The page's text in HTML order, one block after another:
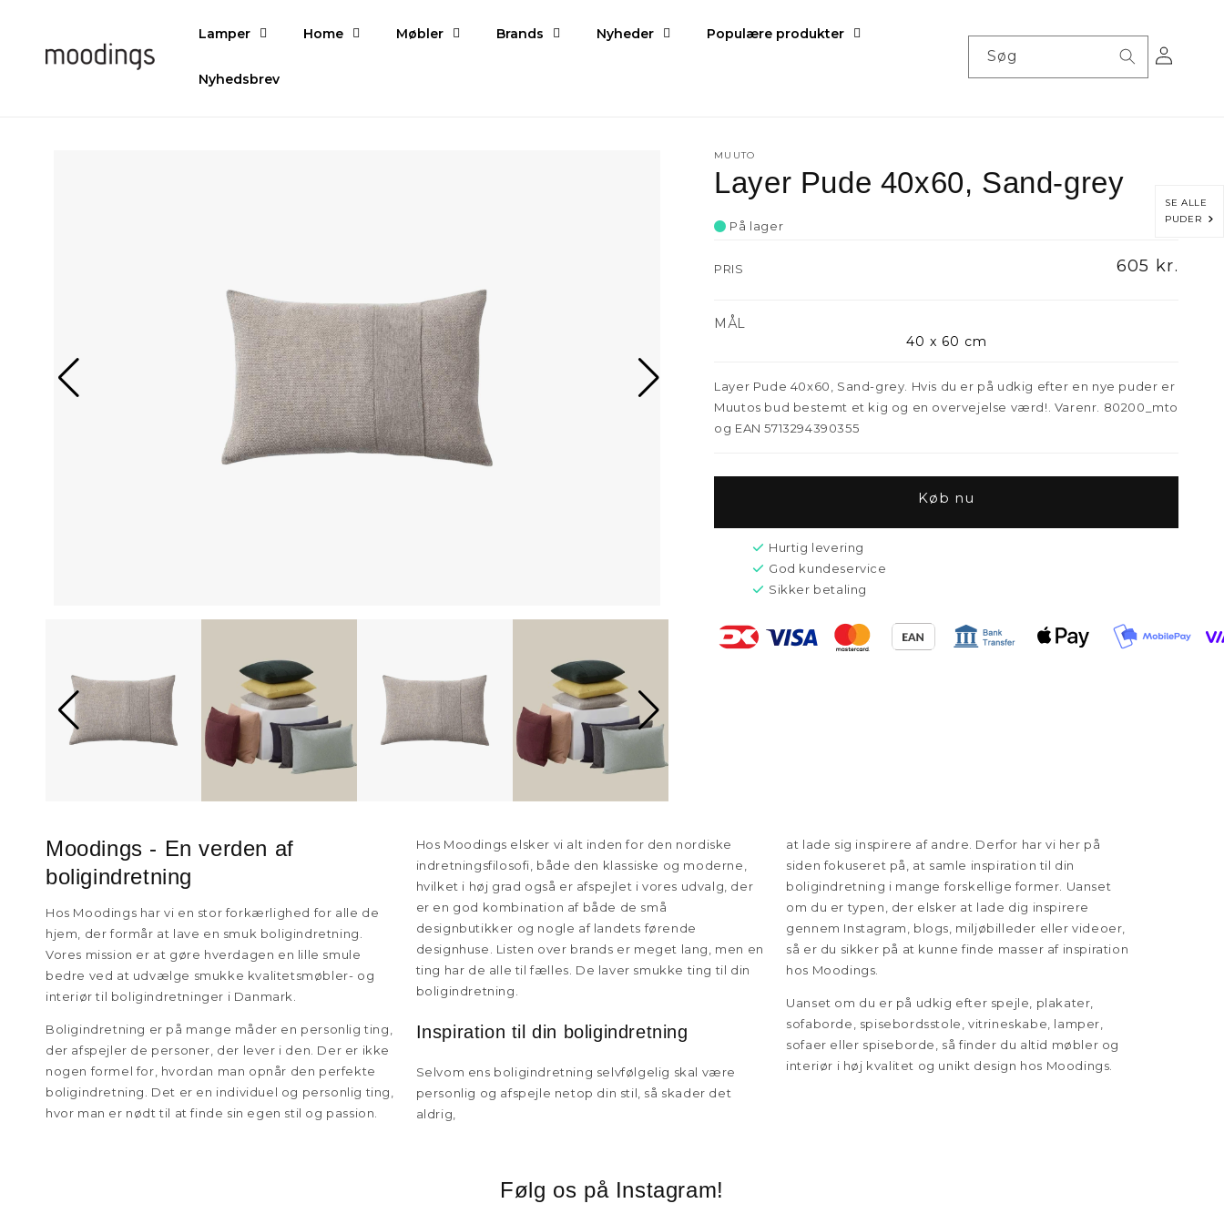
Lamper Home Møbler Brands Nyheder Populære produkter
Nyhedsbrev
Søg
ind
MUUTO
SE ALLE
PUDER
Layer Pude 40x60, Sand-grey
På lager
PRIS Normalpris
605 kr.
MÅL
40 x 60 cm
Layer Pude 40x60, Sand-grey. Hvis du er på udkig efter en nye puder er
Muutos bud bestemt et kig og en overvejelse værd!. Varenr. 80200_mto
og EAN 5713294390355
Køb nu
Hurtig levering
God kundeservice
Sikker betaling
Moodings - En verden af
boligindretning
Hos Moodings har vi en stor forkærlighed for alle de
hjem, der formår at lave en smuk boligindretning.
Vores mission er at gøre hverdagen en lille smule
bedre ved at udvælge smukke kvalitetsmøbler- og
interiør til boligindretninger i Danmark.
Boligindretning er på mange måder en personlig ting,
der afspejler de personer, der lever i den. Der er ikke
nogen formel for, hvordan man opnår den perfekte
boligindretning. Det er en individuel og personlig ting,
hvor man er nødt til at finde sin egen stil og passion.
Hos Moodings elsker vi alt inden for den nordiske
indretningsfilosofi, både den klassiske og moderne,
hvilket i høj grad også er afspejlet i vores udvalg, der
er en god kombination af både de små
designbutikker og nogle af landets førende
designhuse. Listen over brands er meget lang, men en
ting har de alle til fælles. De laver smukke ting til din
boligindretning.
Inspiration til din boligindretning
Selvom ens boligindretning selvfølgelig skal være
personlig og afspejle netop din stil, så skader det
aldrig,
at lade sig inspirere af andre. Derfor har vi her på
siden fokuseret på, at samle inspiration til din
boligindretning i mange forskellige former. Uanset
om du er typen, der elsker at lade dig inspirere
gennem Instagram, blogs, miljøbilleder eller videoer,
så er du sikker på at kunne finde masser af inspiration
hos Moodings.
Uanset om du er på udkig efter spejle, plakater,
sofaborde, spisebordsstole, vitrineskabe, lamper,
sofaer eller spiseborde, så finder du altid møbler og
interiør i høj kvalitet og unikt design hos Moodings.
Følg os på Instagram!